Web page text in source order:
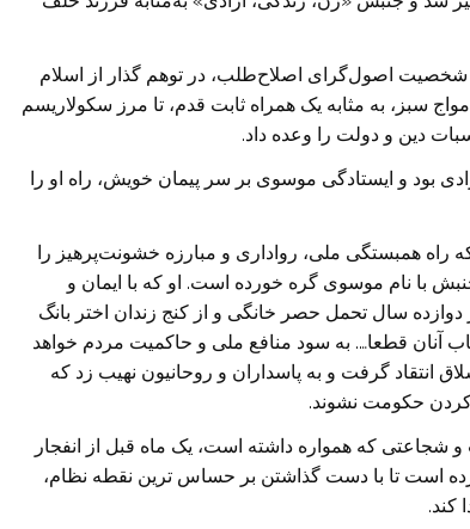
اصول‌گرای اصلاح‌طلب، در توهم گذار از اسلام
سبز، به مثابه یک همراه ثابت قدم، تا مرز سکولاریسم
دین و دولت را وعده داد.
بود و ایستادگی موسوی بر سر پیمان خویش، راه او را
همبستگی ملی، رواداری و مبارزه خشونت‌پرهیز را
با نام موسوی گره خورده است. او که با ایمان و
سال تحمل حصر خانگی و از کنج زندان اختر بانگ
آنان قطعا…. به سود منافع ملى و حاکمیت مردم خواهد
انتقاد گرفت و به پاسداران و روحانيون نهیب زد که
حکومت نشوند.
که همواره داشته است، یک ماه قبل از انفجار
است تا با دست گذاشتن بر حساس ترین نقطه نظام،
کند.